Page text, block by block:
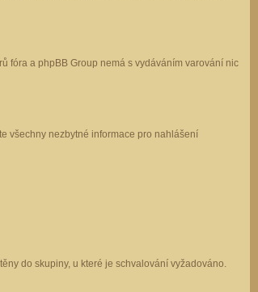
fóra a phpBB Group nemá s vydáváním varování nic
všechny nezbytné informace pro nahlášení
do skupiny, u které je schvalování vyžadováno.